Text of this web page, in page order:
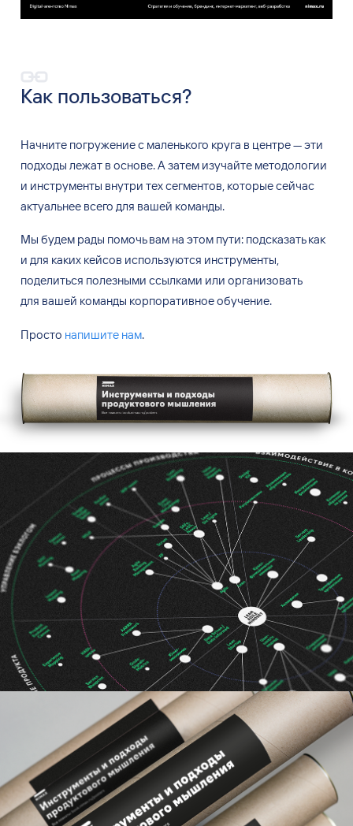
Как пользоваться?
Начните погружение с маленького круга в центре — эти
подходы лежат в основе. А затем изучайте методологии
и инструменты внутри тех сегментов, которые сейчас
актуальнее всего для вашей команды.
Мы будем рады помочь вам на этом пути: подсказать как
и для каких кейсов используются инструменты,
поделиться полезными ссылками или организовать
для вашей команды корпоративное обучение.
Просто напишите нам.